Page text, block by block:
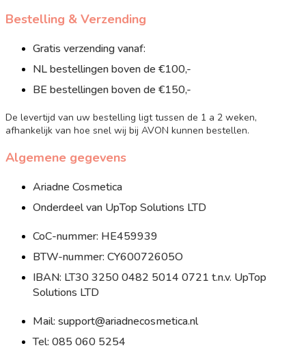
Bestelling & Verzending
Gratis verzending vanaf:
NL bestellingen boven de €100,-
BE bestellingen boven de €150,-
De levertijd van uw bestelling ligt tussen de 1 a 2 weken,
afhankelijk van hoe snel wij bij AVON kunnen bestellen.
Algemene gegevens
Ariadne Cosmetica
Onderdeel van UpTop Solutions LTD
CoC-nummer: HE459939
BTW-nummer: CY60072605O
IBAN: LT30 3250 0482 5014 0721 t.n.v. UpTop
Solutions LTD
Mail: support@ariadnecosmetica.nl
Tel: 085 060 5254